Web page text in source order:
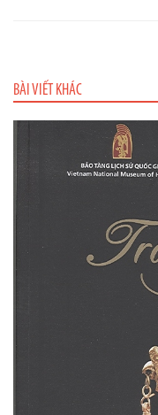
BÀI VIẾT KHÁC